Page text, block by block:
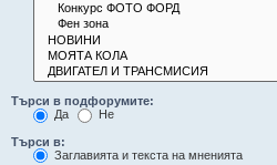
Търси в подфорумите:
Да
Не
Търси в:
Заглавията и текста на мненията